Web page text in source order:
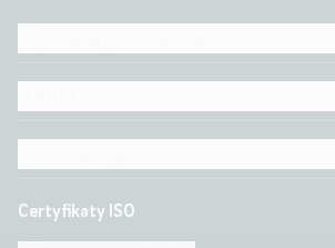
Certyfikaty ISO